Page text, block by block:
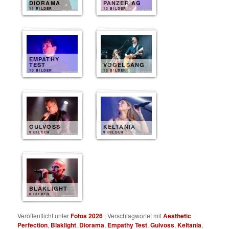
DIORAMA
11 BILDER
PANZER AG
10 BILDER
EMPATHY
TEST
10 BILDER
VOGELSANG
10 BILDER
GULVOSS
9 BILDER
KELTANIA
9 BILDER
BLAKLIGHT
8 BILDER
Veröffentlicht unterFotos 2026 |Verschlagwortet mitAesthetic
Perfection, Blaklight, Diorama, Empathy Test,Gulvoss,Keltania,